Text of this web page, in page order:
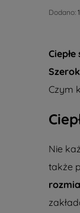
Dodano:
Czym
Nie
także